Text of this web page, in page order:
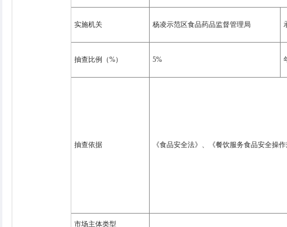
实施机关 杨凌示范区食品药品监督管理局
抽查比例（%） 5%
抽查依据 《食品安全法》、《餐饮服务食品安全操
市场主体类型